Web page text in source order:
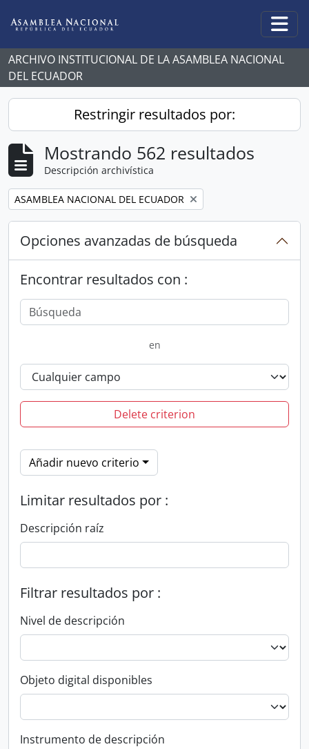
ARCHIVO INSTITUCIONAL DE LA ASAMBLEA NACIONAL
DEL ECUADOR
Restringir resultados por:
Mostrando 562 resultados
Descripción archivística
Remove filter:
ASAMBLEA NACIONAL DEL ECUADOR
Opciones avanzadas de búsqueda
Encontrar resultados con :
en
Delete criterion
Añadir nuevo criterio
Limitar resultados por :
Descripción raíz
Filtrar resultados por :
Nivel de descripción
Objeto digital disponibles
Instrumento de descripción